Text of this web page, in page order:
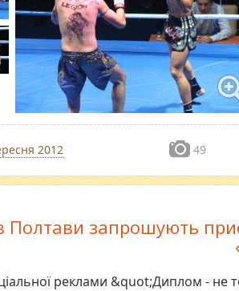
2012 49
Полтави запрошують
реклами &quot;Диплом - не